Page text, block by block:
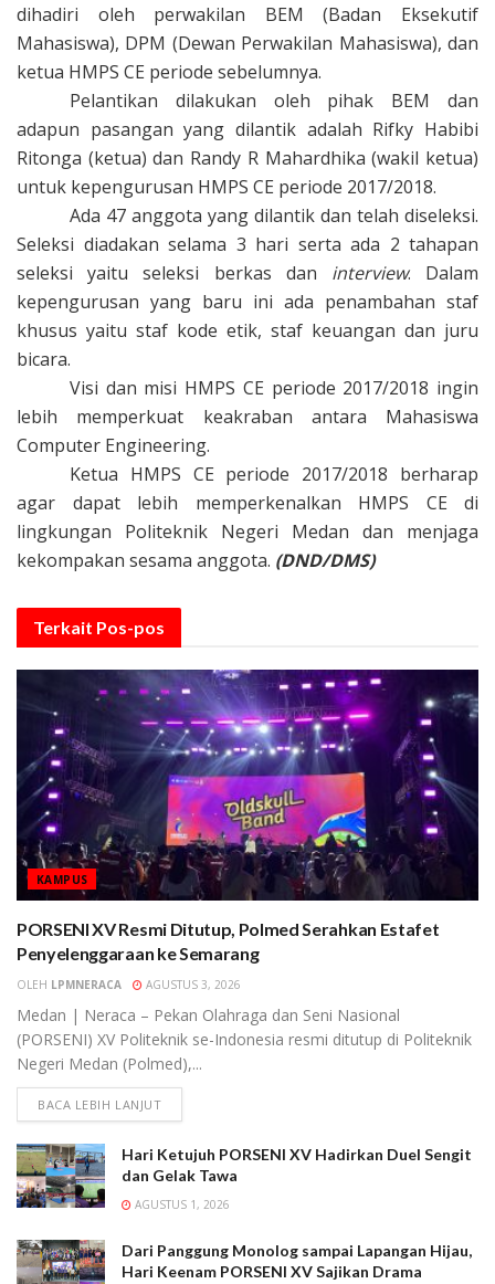
dihadiri oleh perwakilan BEM (Badan Eksekutif
Mahasiswa), DPM (Dewan Perwakilan Mahasiswa), dan
ketua HMPS CE periode sebelumnya.
Pelantikan dilakukan oleh pihak BEM dan
adapun pasangan yang dilantik adalah Rifky Habibi
Ritonga (ketua) dan Randy R Mahardhika (wakil ketua)
untuk kepengurusan HMPS CE periode 2017/2018.
Ada 47 anggota yang dilantik dan telah diseleksi.
Seleksi diadakan selama 3 hari serta ada 2 tahapan
seleksi yaitu seleksi berkas dan interview. Dalam
kepengurusan yang baru ini ada penambahan staf
khusus yaitu staf kode etik, staf keuangan dan juru
bicara.
Visi dan misi HMPS CE periode 2017/2018 ingin
lebih memperkuat keakraban antara Mahasiswa
Computer Engineering.
Ketua HMPS CE periode 2017/2018 berharap
agar dapat lebih memperkenalkan HMPS CE di
lingkungan Politeknik Negeri Medan dan menjaga
kekompakan sesama anggota. (DND/DMS)
Terkait Pos-pos
KAMPUS
PORSENI XV Resmi Ditutup, Polmed Serahkan Estafet
Penyelenggaraan ke Semarang
OLEH LPMNERACA AGUSTUS 3, 2026
Medan | Neraca – Pekan Olahraga dan Seni Nasional
(PORSENI) XV Politeknik se-Indonesia resmi ditutup di Politeknik
Negeri Medan (Polmed),...
BACA LEBIH LANJUT
Hari Ketujuh PORSENI XV Hadirkan Duel Sengit
dan Gelak Tawa
AGUSTUS 1, 2026
Dari Panggung Monolog sampai Lapangan Hijau,
Hari Keenam PORSENI XV Sajikan Drama